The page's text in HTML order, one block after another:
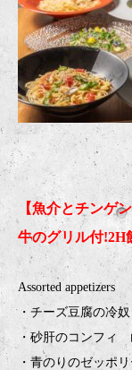
【魚介とチンゲ
牛のグリル付!2H
Assorted appetizers
・チーズ豆腐の冷奴
・砂肝のコンフィ
・青のりのゼッポ